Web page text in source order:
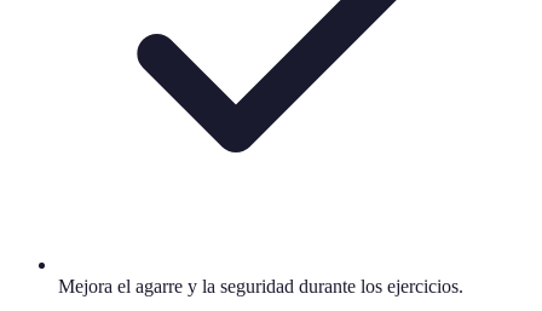
Mejora el agarre y la seguridad durante los ejercicios.